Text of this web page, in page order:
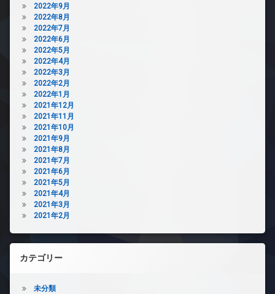
2022年9月
2022年8月
2022年7月
2022年6月
2022年5月
2022年4月
2022年3月
2022年2月
2022年1月
2021年12月
2021年11月
2021年10月
2021年9月
2021年8月
2021年7月
2021年6月
2021年5月
2021年4月
2021年3月
2021年2月
カテゴリー
未分類